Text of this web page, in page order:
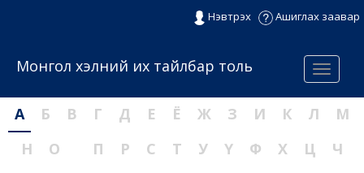
Нэвтрэх Ашиглах заавар
Menu
Монгол хэлний их тайлбар толь
А Б В Г Д Е Ё Ж З И К Л
М
Н
О П Р С Т У Ү Ф Х Ц
Ч